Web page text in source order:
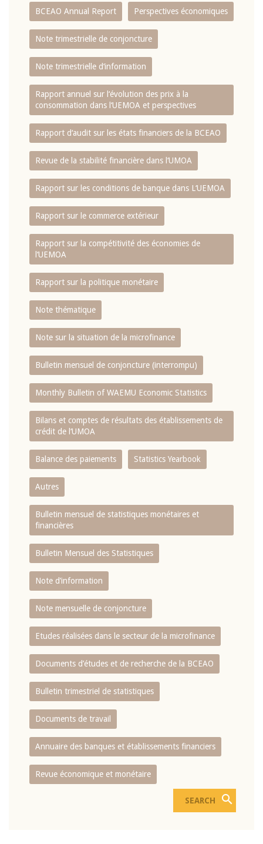
BCEAO Annual Report Perspectives économiques
Note trimestrielle de conjoncture
Note trimestrielle d‘information
Rapport annuel sur l‘évolution des prix à la
consommation dans l‘UEMOA et perspectives
Rapport d‘audit sur les états financiers de la BCEAO
Revue de la stabilité financière dans l‘UMOA
Rapport sur les conditions de banque dans L‘UEMOA
Rapport sur le commerce extérieur
Rapport sur la compétitivité des économies de
l‘UEMOA
Rapport sur la politique monétaire
Note thématique
Note sur la situation de la microfinance
Bulletin mensuel de conjoncture (interrompu)
Monthly Bulletin of WAEMU Economic Statistics
Bilans et comptes de résultats des établissements de
crédit de l‘UMOA
Balance des paiements Statistics Yearbook
Autres
Bulletin mensuel de statistiques monétaires et
financières
Bulletin Mensuel des Statistiques
Note d’information
Note mensuelle de conjoncture
Etudes réalisées dans le secteur de la microfinance
Documents d’études et de recherche de la BCEAO
Bulletin trimestriel de statistiques
Documents de travail
Annuaire des banques et établissements financiers
Revue économique et monétaire